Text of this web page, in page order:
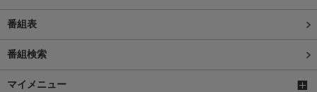
番組表
番組検索
マイメニュー